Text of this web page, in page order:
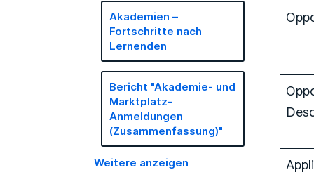
Akademien –
Fortschritte nach
Lernenden
Bericht "Akademie- und
Marktplatz-
Anmeldungen
(Zusammenfassung)"
Weitere anzeigen